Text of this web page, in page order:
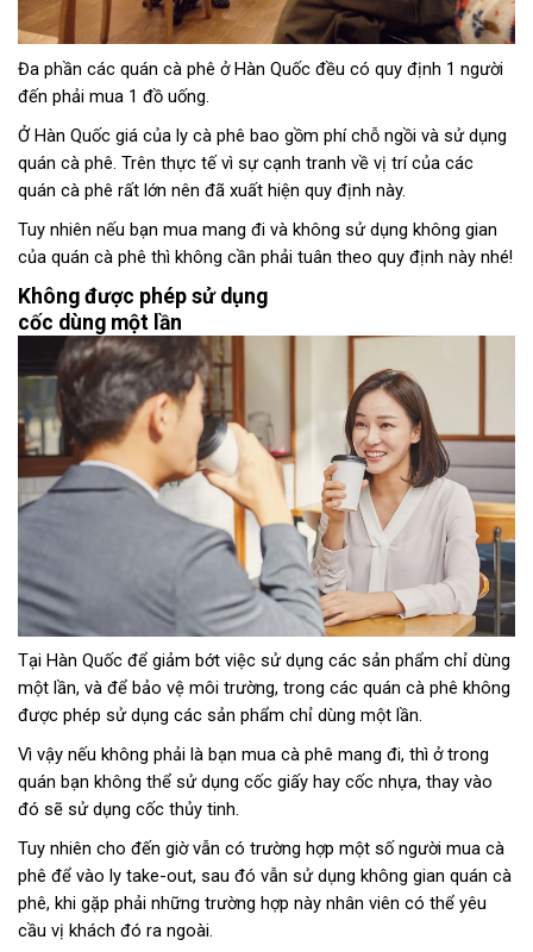
Đa phần các quán cà phê ở Hàn Quốc đều có quy định 1 người
đến phải mua 1 đồ uống.
Ở Hàn Quốc giá của ly cà phê bao gồm phí chỗ ngồi và sử dụng
quán cà phê. Trên thực tế vì sự cạnh tranh về vị trí của các
quán cà phê rất lớn nên đã xuất hiện quy định này.
Tuy nhiên nếu bạn mua mang đi và không sử dụng không gian
của quán cà phê thì không cần phải tuân theo quy định này nhé!
Không được phép sử dụng
cốc dùng một lần
Tại Hàn Quốc để giảm bớt việc sử dụng các sản phẩm chỉ dùng
một lần, và để bảo vệ môi trường, trong các quán cà phê không
được phép sử dụng các sản phẩm chỉ dùng một lần.
Vì vậy nếu không phải là bạn mua cà phê mang đi, thì ở trong
quán bạn không thể sử dụng cốc giấy hay cốc nhựa, thay vào
đó sẽ sử dụng cốc thủy tinh.
Tuy nhiên cho đến giờ vẫn có trường hợp một số người mua cà
phê để vào ly take-out, sau đó vẫn sử dụng không gian quán cà
phê, khi gặp phải những trường hợp này nhân viên có thể yêu
cầu vị khách đó ra ngoài.